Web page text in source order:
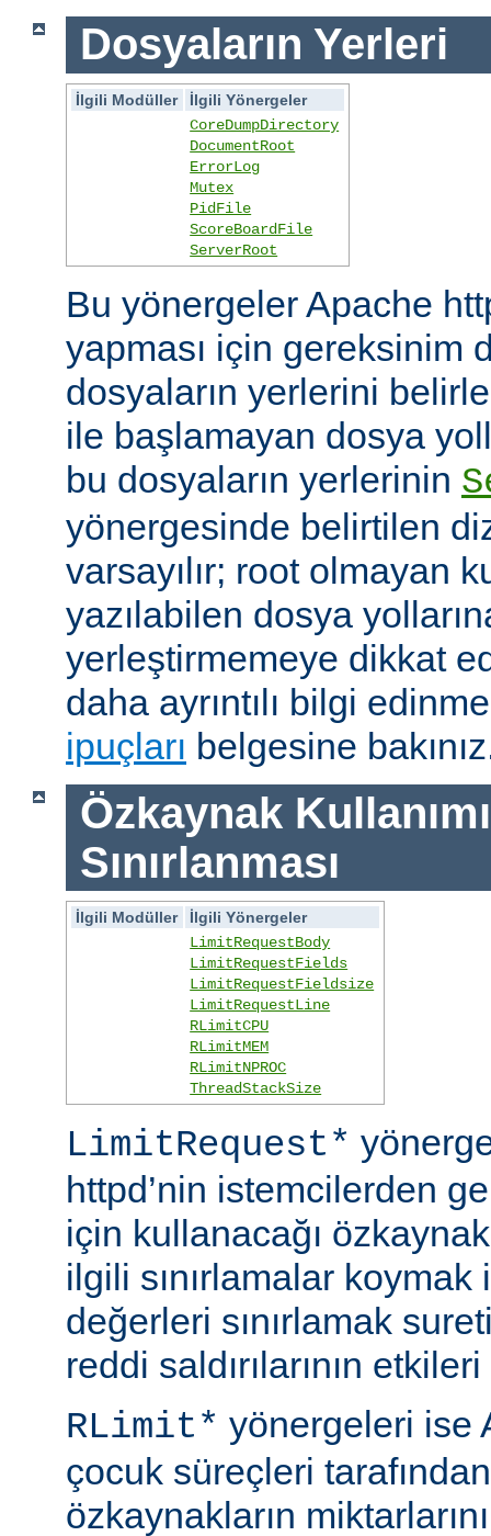
Dosyaların Yerleri
İlgili Modüller
İlgili Yönergeler
CoreDumpDirectory
DocumentRoot
ErrorLog
Mutex
PidFile
ScoreBoardFile
ServerRoot
Bu yönergeler Apache
yapması için gereksinim
dosyaların yerlerini
ile başlamayan dosya
bu dosyaların yerlerinin
yönergesinde belirtilen
varsayılır; root olmayan
yazılabilen dosya
yerleştirmemeye dikkat
daha ayrıntılı bilgi
ipuçları belgesine
Özkaynak
Sınırlanması
İlgili Modüller
İlgili Yönergeler
LimitRequestBody
LimitRequestFields
LimitRequestFieldsize
LimitRequestLine
RLimitCPU
RLimitMEM
RLimitNPROC
ThreadStackSize
LimitRequest*
httpd’nin istemcilerden
için kullanacağı
ilgili sınırlamalar koymak
değerleri sınırlamak
reddi saldırılarının
RLimit* yönergeleri ise
çocuk süreçleri
özkaynakların